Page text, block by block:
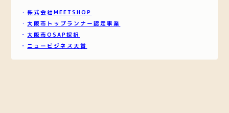
・株式会社MEETSHOP
・大阪市トップランナー認定事業
・大阪市OSAP採択
・ ニュービジネス大賞